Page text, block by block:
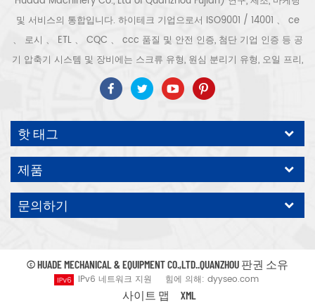
및 서비스의 통합입니다. 하이테크 기업으로서 ISO9001 / 14001 、 ce
、 로시 、 ETL 、 CQC 、 ccc 품질 및 안전 인증, 첨단 기업 인증 등 공
기 압축기 시스템 및 장비에는 스크류 유형, 원심 분리기 유형, 오일 프리,
스크롤 유형, 피스톤 유형, 건조기, 필터, 배수기, 완전한 공기 압축기 생산
라인 등이 포함됩니다. 보다 300 가지 유형의 공기 압축기 산업 전문가
우리 회사는 보다 30 년 경력 from 압력 용기, 전기 모터, 정밀 부품 가공
및 장비에 대한 최고의 부품 주조 조립. 또한 우리 회사는 영구 자석 서보
모터의 자체 핵심 프로세스를 개발하고 관련 기술 특허를 획득하여 국가
에너지 절약 및 환경 보호 기술 발전에 기여했습니다. 우리 자신의 브랜
드 공기 압축기를 기대하십시오, ODM / OEM 수락입니다.
핫 태그
제품
문의하기
© HUADE MECHANICAL & EQUIPMENT CO.,LTD..QUANZHOU 판권 소유
IPv6 네트워크 지원
힘에 의해: dyyseo.com
사이트 맵
XML